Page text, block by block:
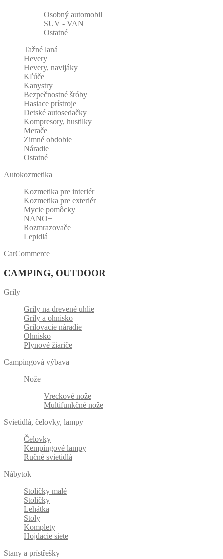
Osobný automobil
SUV - VAN
Ostatné
Tažné laná
Hevery
Hevery, navijáky
Kľúče
Kanystry
Bezpečnostné šróby
Hasiace prístroje
Detské autosedačky
Kompresory, hustilky
Merače
Zimné obdobie
Náradie
Ostatné
Autokozmetika
Kozmetika pre interiér
Kozmetika pre exteriér
Mycie pomôcky
NANO+
Rozmrazovače
Lepidlá
CarCommerce
CAMPING, OUTDOOR
Grily
Grily na drevené uhlie
Grily a ohnisko
Grilovacie náradie
Ohnisko
Plynové žiariče
Campingová výbava
Nože
Vreckové nože
Multifunkčné nože
Svietidlá, čelovky, lampy
Čelovky
Kempingové lampy
Ručné svietidlá
Nábytok
Stoličky malé
Stoličky
Lehátka
Stoly
Komplety
Hojdacie siete
Stany a prístřešky